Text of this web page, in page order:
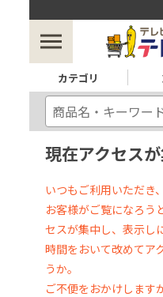
カテゴリ
現在アクセスが
いつもご利用いただき
お客様がご覧になろう
セスが集中し、表示し
時間をおいて改めてア
うか。
ご不便をおかけします